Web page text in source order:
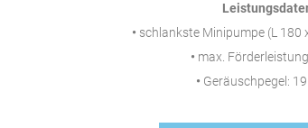
• schlankste Minipumpe (L 180
• max.
• Geräuschpegel: